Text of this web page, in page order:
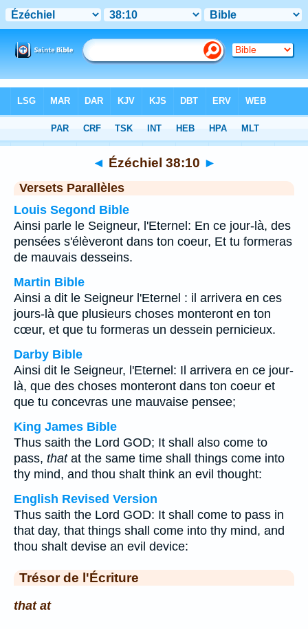
Chapitre 38> Verset 10
◄ Ézéchiel 38:10 ►
Versets Parallèles
Louis Segond Bible
Ainsi parle le Seigneur, l'Eternel: En ce jour-là, des
pensées s'élèveront dans ton coeur, Et tu formeras
de mauvais desseins.
Martin Bible
Ainsi a dit le Seigneur l'Eternel : il arrivera en ces
jours-là que plusieurs choses monteront en ton
cœur, et que tu formeras un dessein pernicieux.
Darby Bible
Ainsi dit le Seigneur, l'Eternel: Il arrivera en ce jour-
là, que des choses monteront dans ton coeur et
que tu concevras une mauvaise pensee;
King James Bible
Thus saith the Lord GOD; It shall also come to
pass, thatat the same time shall things come into
thy mind, and thou shalt think an evil thought:
English Revised Version
Thus saith the Lord GOD: It shall come to pass in
that day, that things shall come into thy mind, and
thou shalt devise an evil device:
Trésor de l'Écriture
that at